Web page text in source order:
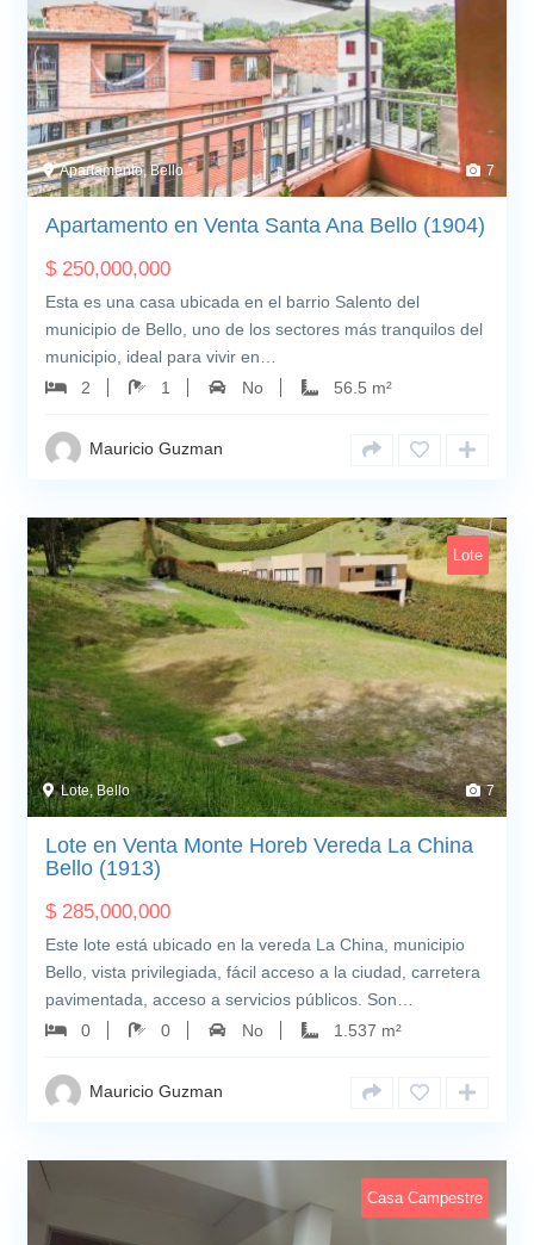
Apartamento, Bello 7
Apartamento en Venta Santa Ana Bello (1904)
$ 250,000,000
Esta es una casa ubicada en el barrio Salento del
municipio de Bello, uno de los sectores más tranquilos del
municipio, ideal para vivir en…
2
1 No 56.5 m²
Mauricio Guzman
Lote
Lote, Bello 7
Lote en Venta Monte Horeb Vereda La China
Bello (1913)
$ 285,000,000
Este lote está ubicado en la vereda La China, municipio
Bello, vista privilegiada, fácil acceso a la ciudad, carretera
pavimentada, acceso a servicios públicos. Son…
0
0 No 1.537 m²
Mauricio Guzman
Casa Campestre